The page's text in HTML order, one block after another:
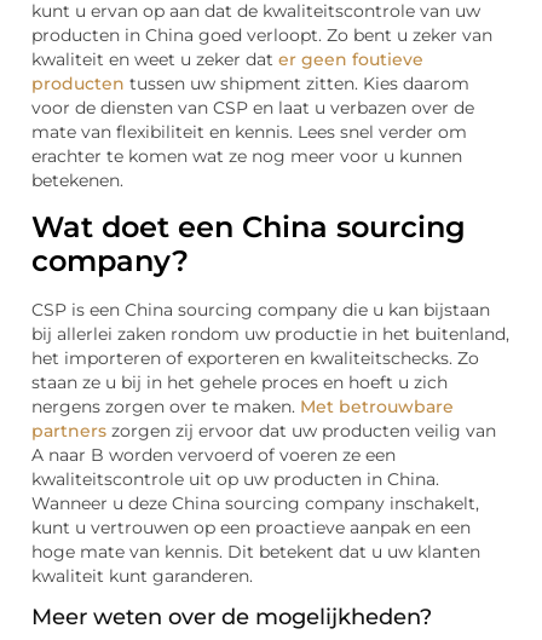
kunt u ervan op aan dat de kwaliteitscontrole van uw
producten in China goed verloopt. Zo bent u zeker van
kwaliteit en weet u zeker dat er geen foutieve
producten tussen uw shipment zitten. Kies daarom
voor de diensten van CSP en laat u verbazen over de
mate van flexibiliteit en kennis. Lees snel verder om
erachter te komen wat ze nog meer voor u kunnen
betekenen.
Wat doet een China sourcing
company?
CSP is een China sourcing company die u kan bijstaan
bij allerlei zaken rondom uw productie in het buitenland,
het importeren of exporteren en kwaliteitschecks. Zo
staan ze u bij in het gehele proces en hoeft u zich
nergens zorgen over te maken. Met betrouwbare
partners zorgen zij ervoor dat uw producten veilig van
A naar B worden vervoerd of voeren ze een
kwaliteitscontrole uit op uw producten in China.
Wanneer u deze China sourcing company inschakelt,
kunt u vertrouwen op een proactieve aanpak en een
hoge mate van kennis. Dit betekent dat u uw klanten
kwaliteit kunt garanderen.
Meer weten over de mogelijkheden?